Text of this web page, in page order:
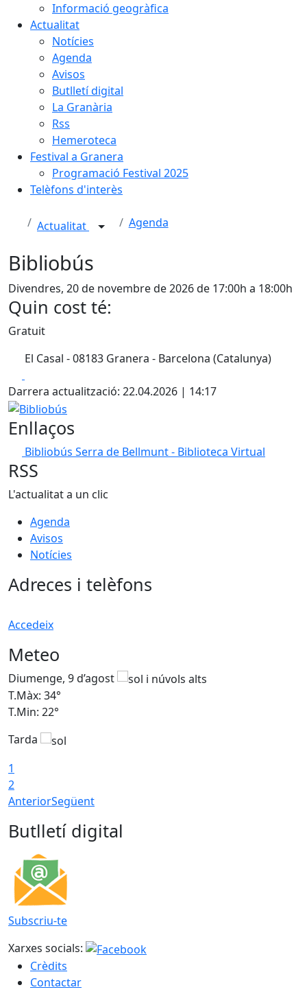
Informació geogràfica
Actualitat
Notícies
Agenda
Avisos
Butlletí digital
La Granària
Rss
Hemeroteca
Festival a Granera
Programació Festival 2025
Telèfons d'interès
Actualitat Agenda
Bibliobús
Divendres, 20 de novembre de 2026 de 17:00h a 18:00h
Quin cost té:
Gratuit
El Casal - 08183 Granera - Barcelona (Catalunya)
Darrera actualització: 22.04.2026 | 14:17
Bibliobús
Enllaços
Bibliobús Serra de Bellmunt - Biblioteca Virtual
RSS
L'actualitat a un clic
Agenda
Avisos
Notícies
Adreces i telèfons
Accedeix
Meteo
Diumenge, 9 d’agost
T.Màx: 34°
T.Min: 22°
Tarda
1
2
AnteriorSegüent
Butlletí digital
Subscriu-te
Xarxes socials:
Crèdits
Contactar